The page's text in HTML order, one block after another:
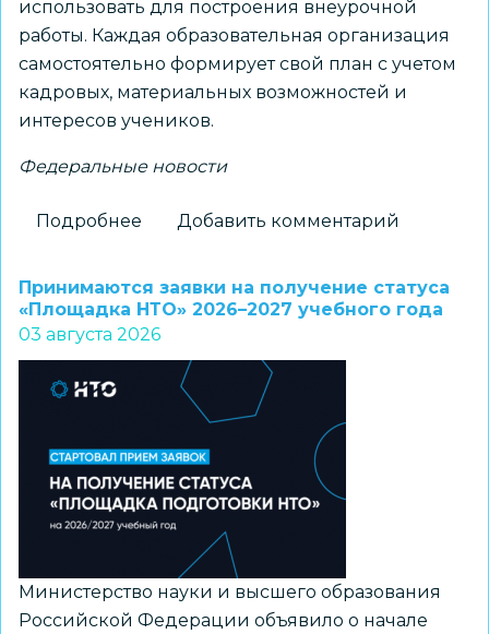
использовать для построения внеурочной
работы. Каждая образовательная организация
самостоятельно формирует свой план с учетом
кадровых, материальных возможностей и
интересов учеников.
Федеральные новости
Подробнее
доступны
шаблоны
курсов
внеурочной
деятельности
из
рекомендуемого
перечня
Минпросвещения
России
Добавить комментарий
Принимаются заявки на получение статуса
«Площадка НТО» 2026–2027 учебного года
03 августа 2026
Министерство науки и высшего образования
Российской Федерации объявило о начале